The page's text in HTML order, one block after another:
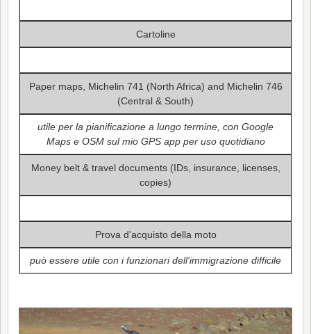
Cartoline
Paper maps, Michelin 741 (North Africa) and Michelin 746
(Central & South)
utile per la pianificazione a lungo termine, con Google
Maps e OSM sul mio GPS app per uso quotidiano
Money belt & travel documents (IDs, insurance, licenses,
copies)
Prova d'acquisto della moto
può essere utile con i funzionari dell'immigrazione difficile